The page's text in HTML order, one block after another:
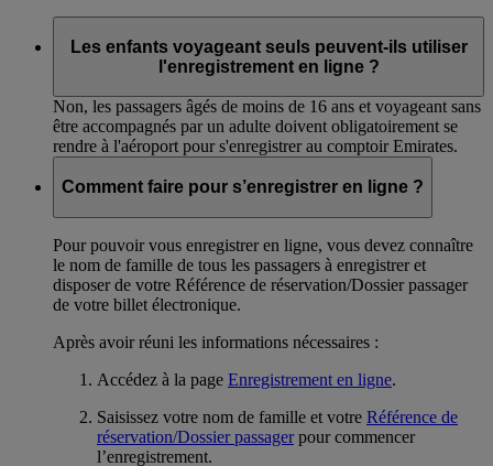
Les enfants voyageant seuls peuvent-ils utiliser
l'enregistrement en ligne ?
Non, les passagers âgés de moins de 16 ans et voyageant sans
être accompagnés par un adulte doivent obligatoirement se
rendre à l'aéroport pour s'enregistrer au comptoir Emirates.
Comment faire pour s’enregistrer en ligne ?
Pour pouvoir vous enregistrer en ligne, vous devez connaître
le nom de famille de tous les passagers à enregistrer et
disposer de votre Référence de réservation/Dossier passager
de votre billet électronique.
Après avoir réuni les informations nécessaires :
Accédez à la page Enregistrement en ligne.
Saisissez votre nom de famille et votre Référence de
réservation/Dossier passagerpour commencer
l’enregistrement.